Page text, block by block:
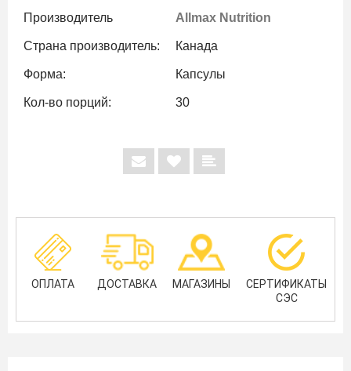
Производитель Allmax Nutrition
Страна производитель: Канада
Форма: Капсулы
Кол-во порций: 30
ОПЛАТА ДОСТАВКА МАГАЗИНЫ
СЕРТИФИКАТЫ
СЭС